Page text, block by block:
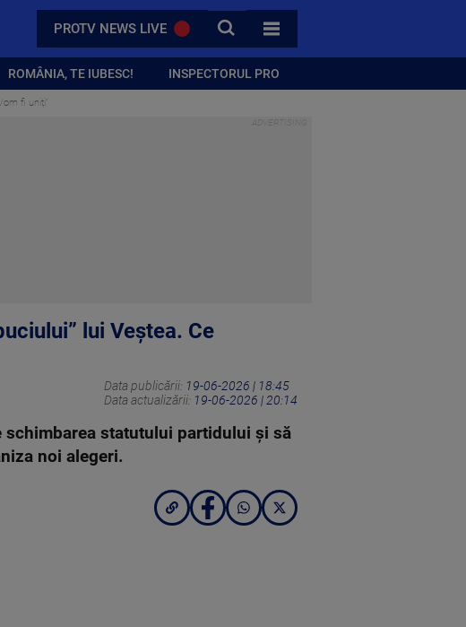
PROTV NEWS LIVE CAUTA
TOATE CATEGORIILE
ROMÂNIA, TE IUBESC! INSPECTORUL PRO
fi uniți”
lui Veștea. Ce
Data publicării: 19-06-2026 | 18:45
Data actualizării: 19-06-2026 | 20:14
statutului partidului și să
noi alegeri.